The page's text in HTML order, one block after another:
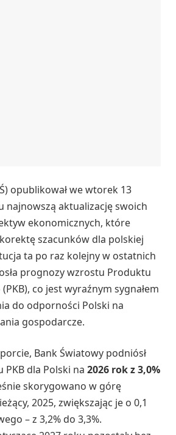
opublikował we wtorek 13
najnowszą aktualizację swoich
ekonomicznych, które
szacunków dla polskiej
ta po raz kolejny w ostatnich
prognozy wzrostu Produktu
co jest wyraźnym sygnałem
do odporności Polski na
gospodarcze.
Bank Światowy podniósł
dla Polski na 2026 rok z 3,0%
skorygowano w górę
2025, zwiększając je o 0,1
– z 3,2% do 3,3%.